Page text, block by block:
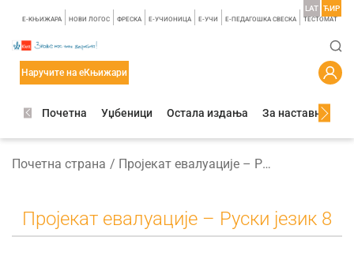
E-КЊИЖАРА НОВИ ЛОГОС ФРЕСКА E-УЧИОНИЦА E-УЧИ Е-ПЕДАГОШКА СВЕСКА TЕСТОМАТ
LAT ЋИР
Наручите на еКњижари
Почетна Уџбеници Остала издања За наставнике
Почетна страна Пројекат евалуације – Руски језик 8
Пројекат евалуације – Руски језик 8